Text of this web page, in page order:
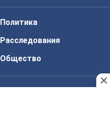
Политика
Расследования
Общество